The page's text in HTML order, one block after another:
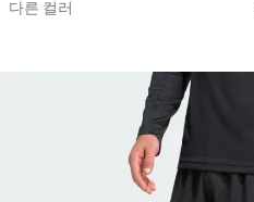
다른 컬러